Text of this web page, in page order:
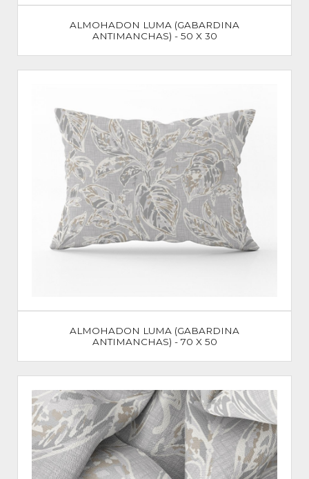
ALMOHADON LUMA (GABARDINA
ANTIMANCHAS) - 50 X 30
ALMOHADON LUMA (GABARDINA
ANTIMANCHAS) - 70 X 50